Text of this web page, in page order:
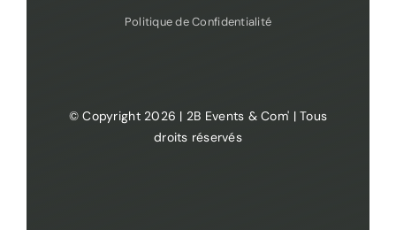
Politique de Confidentialité
© Copyright 2026 | 2B Events & Com' | Tous
droits réservés